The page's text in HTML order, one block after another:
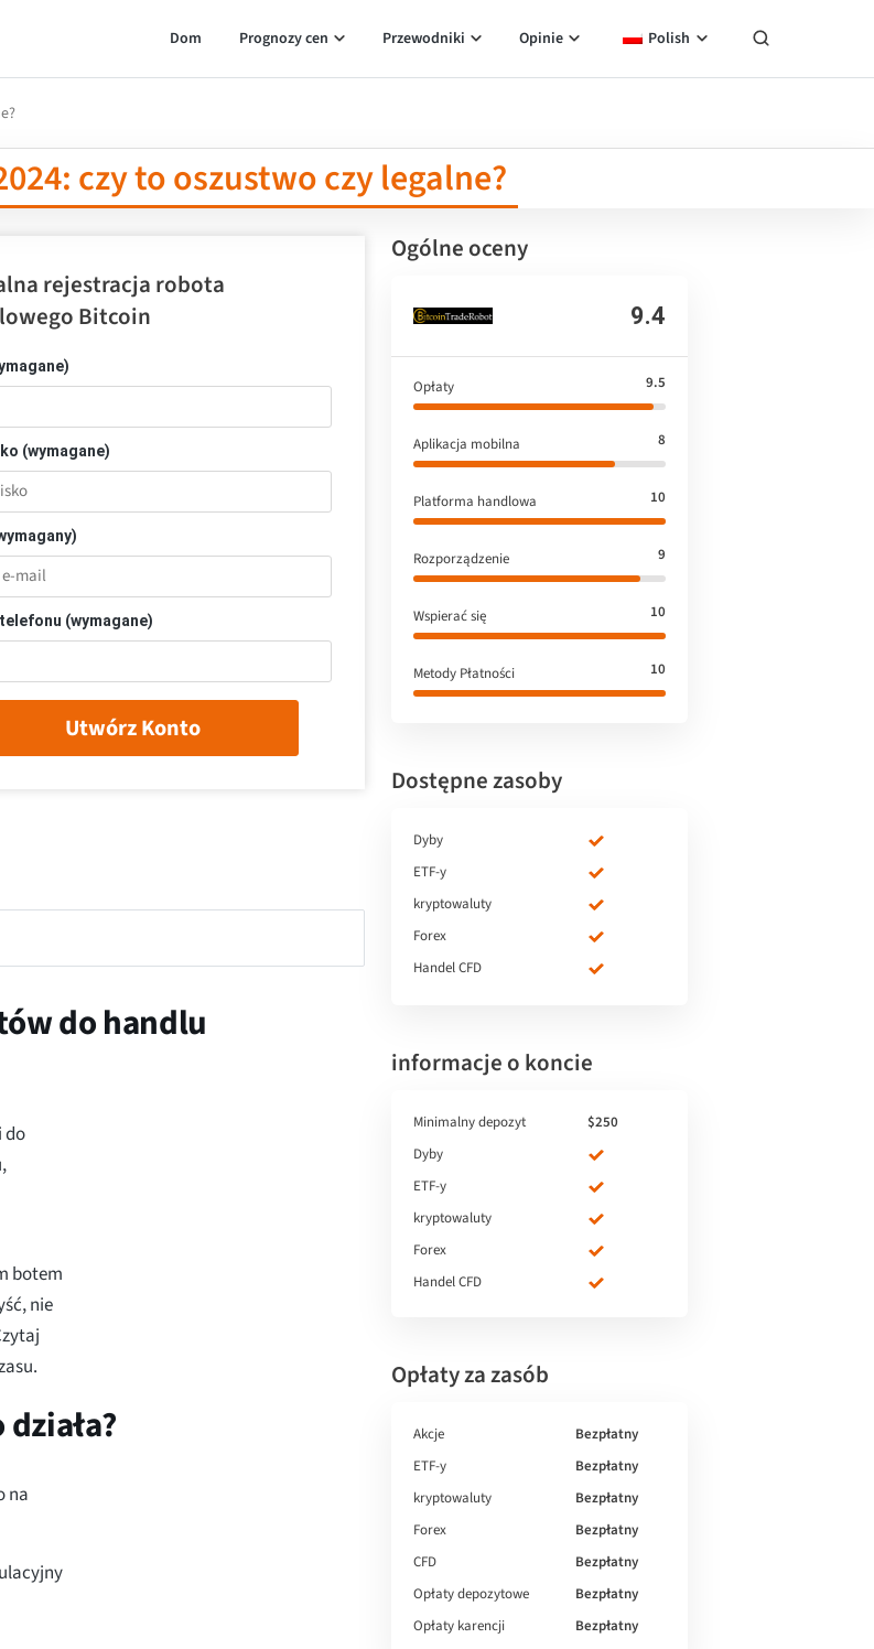
Dom Prognozy cen Przewodniki Opinie Polish
czy to oszustwo czy legalne?
rejestracja robota
Bitcoin
(wymagane)
(wymagane)
Utwórz Konto
do handlu
do
botem
nie
na
Ogólne oceny
9.4
Opłaty 9.5
Aplikacja mobilna 8
Platforma handlowa 10
Rozporządzenie 9
Wspierać się 10
Metody Płatności 10
Dostępne zasoby
Dyby
ETF-y
kryptowaluty
Forex
Handel CFD
informacje o koncie
Minimalny depozyt
$250
Dyby
ETF-y
kryptowaluty
Forex
Handel CFD
Opłaty za zasób
Akcje
Bezpłatny
ETF-y
Bezpłatny
kryptowaluty
Bezpłatny
Forex
Bezpłatny
CFD
Bezpłatny
Opłaty depozytowe
Bezpłatny
Opłaty karencji
Bezpłatny